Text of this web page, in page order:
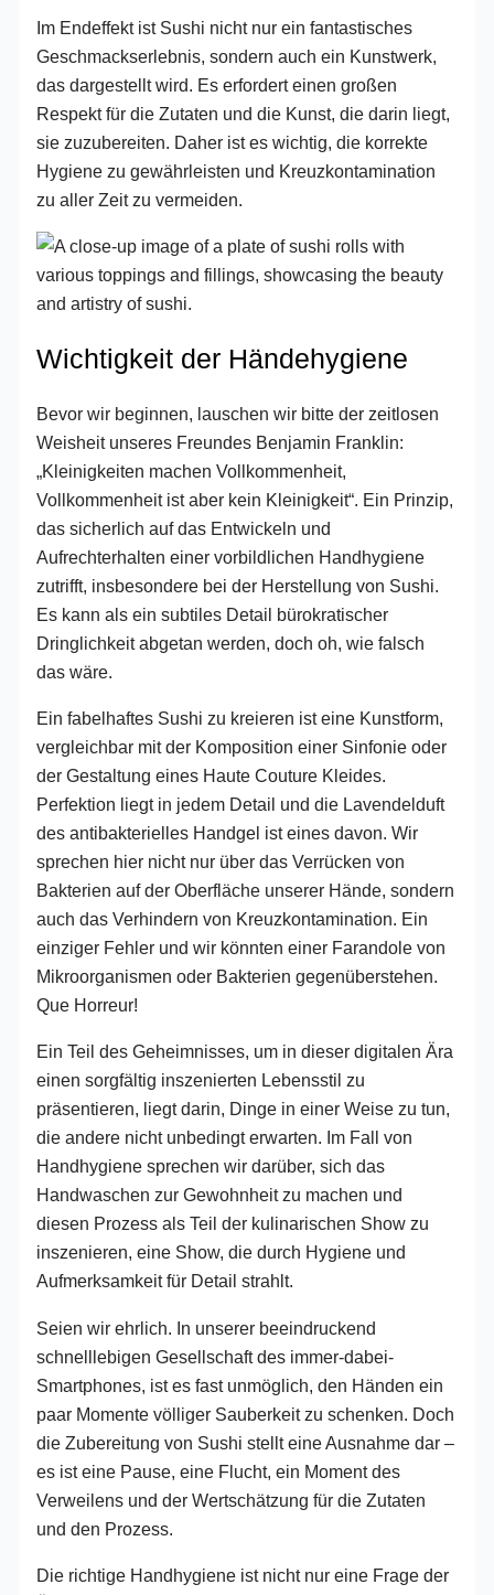
Im Endeffekt ist Sushi nicht nur ein fantastisches
Geschmackserlebnis, sondern auch ein Kunstwerk,
das dargestellt wird. Es erfordert einen großen
Respekt für die Zutaten und die Kunst, die darin liegt,
sie zuzubereiten. Daher ist es wichtig, die korrekte
Hygiene zu gewährleisten und Kreuzkontamination
zu aller Zeit zu vermeiden.
Wichtigkeit der Händehygiene
Bevor wir beginnen, lauschen wir bitte der zeitlosen
Weisheit unseres Freundes Benjamin Franklin:
„Kleinigkeiten machen Vollkommenheit,
Vollkommenheit ist aber kein Kleinigkeit“. Ein Prinzip,
das sicherlich auf das Entwickeln und
Aufrechterhalten einer vorbildlichen Handhygiene
zutrifft, insbesondere bei der Herstellung von Sushi.
Es kann als ein subtiles Detail bürokratischer
Dringlichkeit abgetan werden, doch oh, wie falsch
das wäre.
Ein fabelhaftes Sushi zu kreieren ist eine Kunstform,
vergleichbar mit der Komposition einer Sinfonie oder
der Gestaltung eines Haute Couture Kleides.
Perfektion liegt in jedem Detail und die Lavendelduft
des antibakterielles Handgel ist eines davon. Wir
sprechen hier nicht nur über das Verrücken von
Bakterien auf der Oberfläche unserer Hände, sondern
auch das Verhindern von Kreuzkontamination. Ein
einziger Fehler und wir könnten einer Farandole von
Mikroorganismen oder Bakterien gegenüberstehen.
Que Horreur!
Ein Teil des Geheimnisses, um in dieser digitalen Ära
einen sorgfältig inszenierten Lebensstil zu
präsentieren, liegt darin, Dinge in einer Weise zu tun,
die andere nicht unbedingt erwarten. Im Fall von
Handhygiene sprechen wir darüber, sich das
Handwaschen zur Gewohnheit zu machen und
diesen Prozess als Teil der kulinarischen Show zu
inszenieren, eine Show, die durch Hygiene und
Aufmerksamkeit für Detail strahlt.
Seien wir ehrlich. In unserer beeindruckend
schnelllebigen Gesellschaft des immer-dabei-
Smartphones, ist es fast unmöglich, den Händen ein
paar Momente völliger Sauberkeit zu schenken. Doch
die Zubereitung von Sushi stellt eine Ausnahme dar –
es ist eine Pause, eine Flucht, ein Moment des
Verweilens und der Wertschätzung für die Zutaten
und den Prozess.
Die richtige Handhygiene ist nicht nur eine Frage der